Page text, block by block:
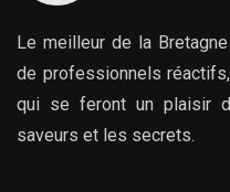
Le meilleur de la
de professionnels
qui se feront un plaisir
saveurs et les secrets.